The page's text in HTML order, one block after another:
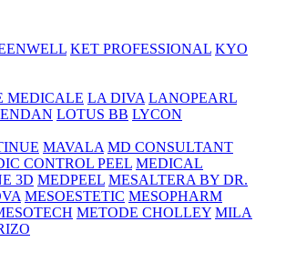
KET PROFESSIONAL KYO
MEDICALE LA DIVA LANOPEARL
LOTUS BB LYCON
MAVALA MD CONSULTANT
CONTROL PEEL MEDICAL
3D MEDPEEL MESALTERA BY DR.
MESOESTETIC MESOPHARM
METODE CHOLLEY MILA